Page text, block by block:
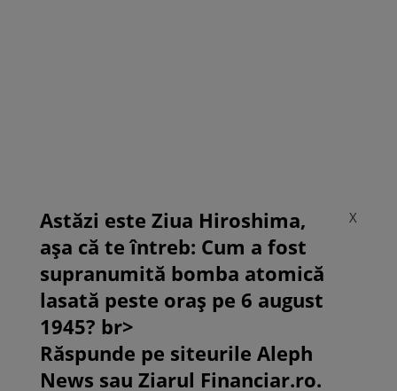
X
Astăzi este Ziua Hiroshima,
așa că te întreb: Cum a fost
supranumită bomba atomică
lasată peste oraș pe 6 august
1945? br>
Răspunde pe siteurile Aleph
News sau Ziarul Financiar.ro.